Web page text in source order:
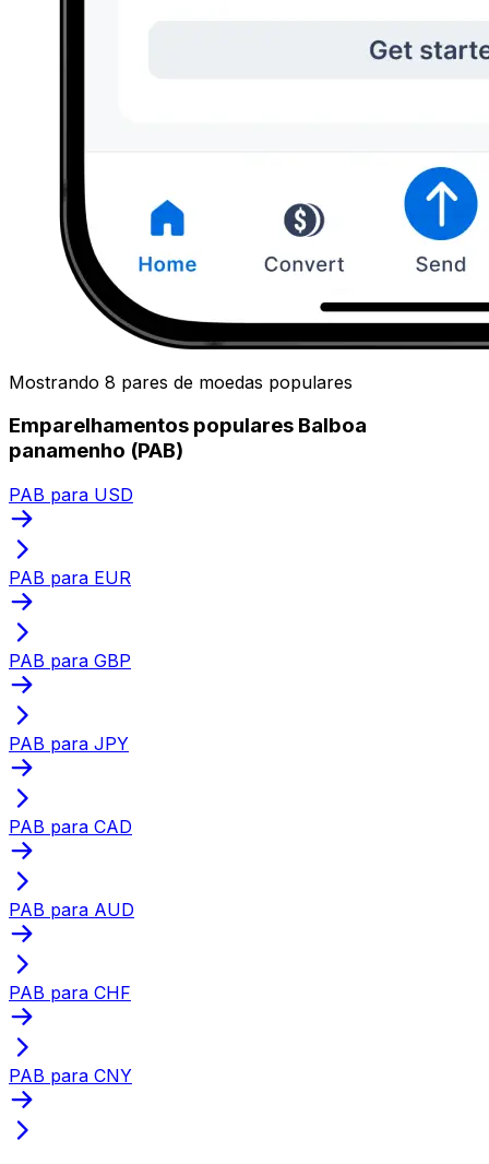
Mostrando 8 pares de moedas populares
Emparelhamentos populares Balboa
panamenho (PAB)
PAB para USD
PAB para EUR
PAB para GBP
PAB para JPY
PAB para CAD
PAB para AUD
PAB para CHF
PAB para CNY